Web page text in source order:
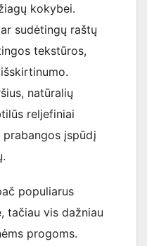
kokybei.
sudėtingų raštų
tekstūros,
natūralių
reljefiniai
įspūdį
populiarus
tačiau vis dažniau
progoms.